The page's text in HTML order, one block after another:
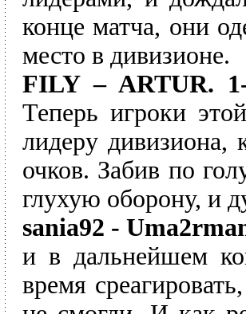
конце матча, они
место в дивизионе.
FILY – ARTUR.
Теперь игроки
лидеру дивизиона,
очков. Забив по
глухую оборону, и
sania92 -
и в дальнейшем
время